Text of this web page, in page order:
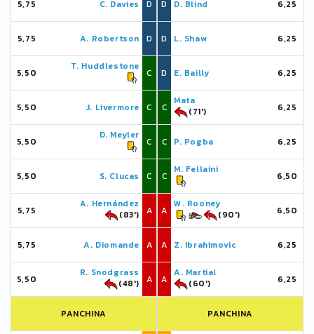
5,75 C. Davies D
5,75 A. Robertson D
5,50
T. Huddlestone
C
5,50 J. Livermore C
5,50
D. Meyler
C
5,50 S. Clucas C
5,75
A. Hernández
(83')
A
5,75 A. Diomande A
5,50
R. Snodgrass
(48')
A
PANCHINA
D D. Blind 6,25
D L. Shaw 6,25
D E. Bailly 6,25
C
Mata
(71')
6,25
C P. Pogba 6,25
C
M. Fellaini
6,50
A
W. Rooney
(90')
6,50
A Z. Ibrahimovic 6,25
A
A. Martial
(60')
6,25
PANCHINA